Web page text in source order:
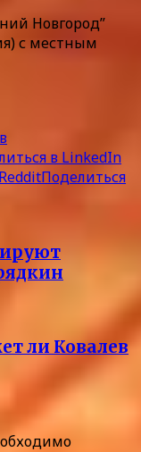
Новгород”
с местным
в LinkedIn
Поделиться
ли Ковалев